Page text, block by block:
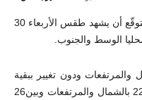
من المتوقّع أن يشهد طقس الأربعاء 30
ودون تغيير ببقية
الجهات، حيث تتراوح القصوى بين 13 و22 بالشمال والمرتفعات وبين26